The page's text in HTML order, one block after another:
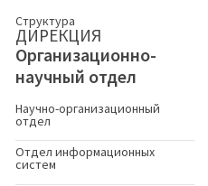
Структура
ДИРЕКЦИЯ
Организационно-
научный отдел
Научно-организационный
отдел
Отдел информационных
систем